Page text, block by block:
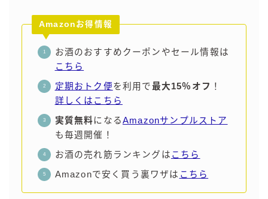
Amazonお得情報
お酒のおすすめクーポンやセール情報は
こちら
定期おトク便を利用で最大15％オフ ！
詳しくはこちら
実質無料になるAmazonサンプルストア
も毎週開催！
お酒の売れ筋ランキングは こちら
Amazonで安く買う裏ワザは こちら